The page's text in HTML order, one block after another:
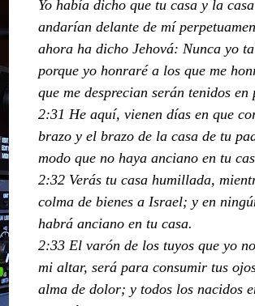
Yo había dicho que tu casa y la
andarían delante de mí
ahora ha dicho Jehová: Nunca yo
porque yo honraré a los que me
que me desprecian serán tenidos en
2:31 He aquí, vienen días en que
brazo y el brazo de la casa de tu
modo que no haya anciano en tu
2:32 Verás tu casa humillada,
colma de bienes a Israel; y en
habrá anciano en tu casa.
2:33 El varón de los tuyos que yo
mi altar, será para consumir tus
alma de dolor; y todos los nacidos